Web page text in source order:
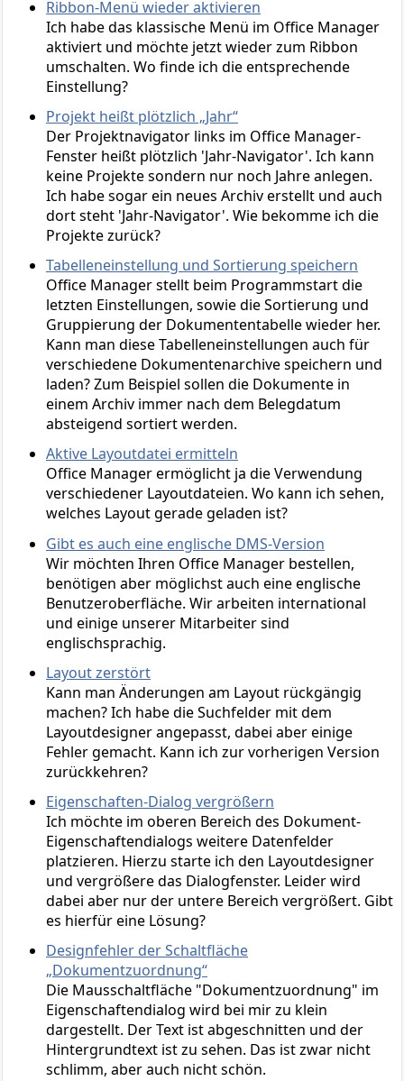
Ribbon-Menü wieder aktivieren
Ich habe das klassische Menü im Office Manager
aktiviert und möchte jetzt wieder zum Ribbon
umschalten. Wo finde ich die entsprechende
Einstellung?
Projekt heißt plötzlich „Jahr“
Der Projektnavigator links im Office Manager-
Fenster heißt plötzlich 'Jahr-Navigator'. Ich kann
keine Projekte sondern nur noch Jahre anlegen.
Ich habe sogar ein neues Archiv erstellt und auch
dort steht 'Jahr-Navigator'. Wie bekomme ich die
Projekte zurück?
Tabelleneinstellung und Sortierung speichern
Office Manager stellt beim Programmstart die
letzten Einstellungen, sowie die Sortierung und
Gruppierung der Dokumententabelle wieder her.
Kann man diese Tabelleneinstellungen auch für
verschiedene Dokumentenarchive speichern und
laden? Zum Beispiel sollen die Dokumente in
einem Archiv immer nach dem Belegdatum
absteigend sortiert werden.
Aktive Layoutdatei ermitteln
Office Manager ermöglicht ja die Verwendung
verschiedener Layoutdateien. Wo kann ich sehen,
welches Layout gerade geladen ist?
Gibt es auch eine englische DMS-Version
Wir möchten Ihren Office Manager bestellen,
benötigen aber möglichst auch eine englische
Benutzeroberfläche. Wir arbeiten international
und einige unserer Mitarbeiter sind
englischsprachig.
Layout zerstört
Kann man Änderungen am Layout rückgängig
machen? Ich habe die Suchfelder mit dem
Layoutdesigner angepasst, dabei aber einige
Fehler gemacht. Kann ich zur vorherigen Version
zurückkehren?
Eigenschaften-Dialog vergrößern
Ich möchte im oberen Bereich des Dokument-
Eigenschaftendialogs weitere Datenfelder
platzieren. Hierzu starte ich den Layoutdesigner
und vergrößere das Dialogfenster. Leider wird
dabei aber nur der untere Bereich vergrößert. Gibt
es hierfür eine Lösung?
Designfehler der Schaltfläche
„Dokumentzuordnung“
Die Mausschaltfläche "Dokumentzuordnung" im
Eigenschaftendialog wird bei mir zu klein
dargestellt. Der Text ist abgeschnitten und der
Hintergrundtext ist zu sehen. Das ist zwar nicht
schlimm, aber auch nicht schön.